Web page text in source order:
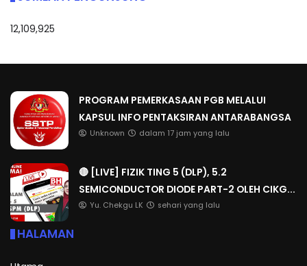
12,109,925
PROGRAM PEMERKASAAN PGB MELALUI
KAPSUL INFO PENTAKSIRAN ANTARABANGSA
Unknown dalam 17 jam yang lalu
🔴 [LIVE] FIZIK TING 5 (DLP), 5.2
SEMICONDUCTOR DIODE PART-2 OLEH CIKG...
Yu. Chekgu LK sehari yang lalu
HALAMAN